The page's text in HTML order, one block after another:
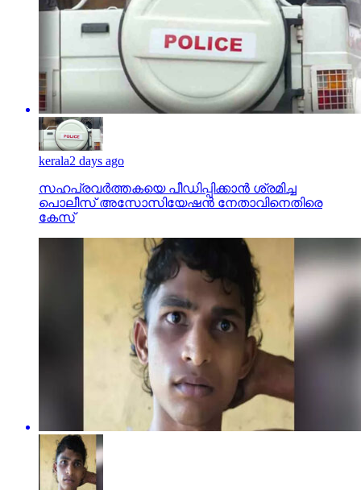
kerala2 days ago
സഹപ്രവര്‍ത്തകയെ പീഡിപ്പിക്കാന്‍ ശ്രമിച്ച
പൊലീസ് അസോസിയേഷന്‍ നേതാവിനെതിരെ
കേസ്